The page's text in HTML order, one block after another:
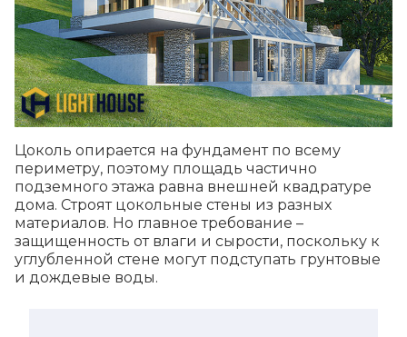
Цоколь опирается на фундамент по всему
периметру, поэтому площадь частично
подземного этажа равна внешней квадратуре
дома. Строят цокольные стены из разных
материалов. Но главное требование –
защищенность от влаги и сырости, поскольку к
углубленной стене могут подступать грунтовые
и дождевые воды.